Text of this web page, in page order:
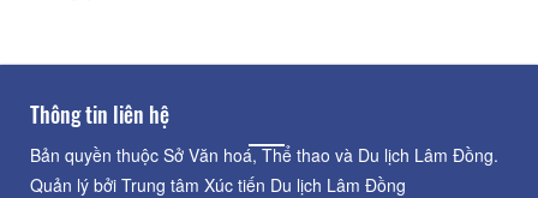
Thông tin liên hệ
Bản quyền thuộc Sở Văn hoá, Thể thao và Du lịch Lâm Đồng.
Quản lý bởi Trung tâm Xúc tiến Du lịch Lâm Đồng